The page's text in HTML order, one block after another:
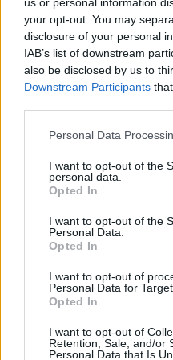
your opt-out. You may
disclosure of your personal
IAB’s list of downstream
also be disclosed by us to
Downstream Participants
Please note that this
not limited to your visit or
grant or deny consent to
use your data for below
consent section.
Personal Data
I want to opt-out of the
personal data.
Opted In
I want to opt-out of the
Personal Data.
Opted In
I want to opt-out of
Personal Data for
Opted In
I want to opt-out of
Retention, Sale, and/or
Personal Data that Is